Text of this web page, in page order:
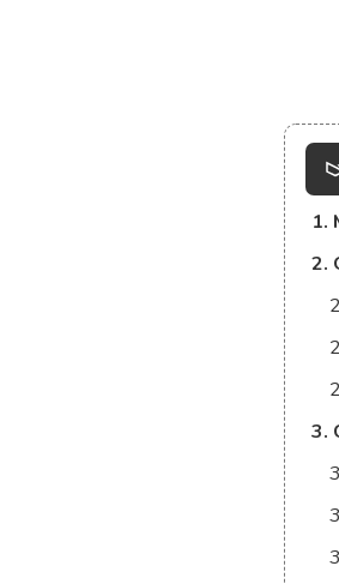
1.
2.
3.